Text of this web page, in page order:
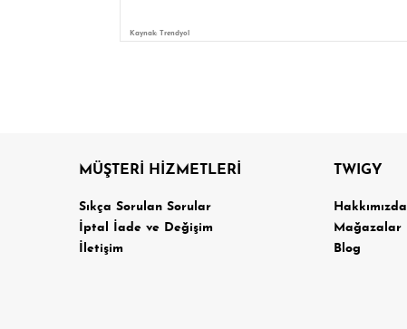
Kaynak: Trendyol
MÜŞTERİ HİZMETLERİ
Sıkça Sorulan Sorular
İptal İade ve Değişim
İletişim
TWIGY
Hakkımızda
Mağazalar
Blog